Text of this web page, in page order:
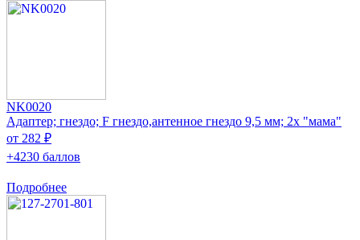
NK0020
Адаптер; гнездо; F гнездо,антенное гнездо 9,5 мм; 2x "мама"
от 282 ₽
+4230 баллов
Подробнее